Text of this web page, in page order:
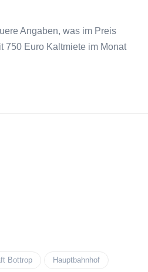
Angaben, was im Preis
750 Euro Kaltmiete im Monat
Bottrop Hauptbahnhof